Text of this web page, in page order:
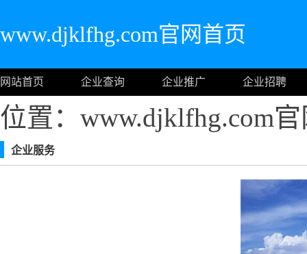
www.djklfhg.com官网首页
网站首页 企业查询 企业推广 企业招聘
位置：www.djklfhg.com
企业服务